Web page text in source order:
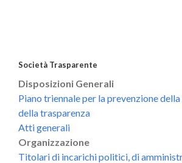
Società Trasparente
Disposizioni Generali
Piano triennale per la prevenzione
della trasparenza
Atti generali
Organizzazione
Titolari di incarichi politici, di